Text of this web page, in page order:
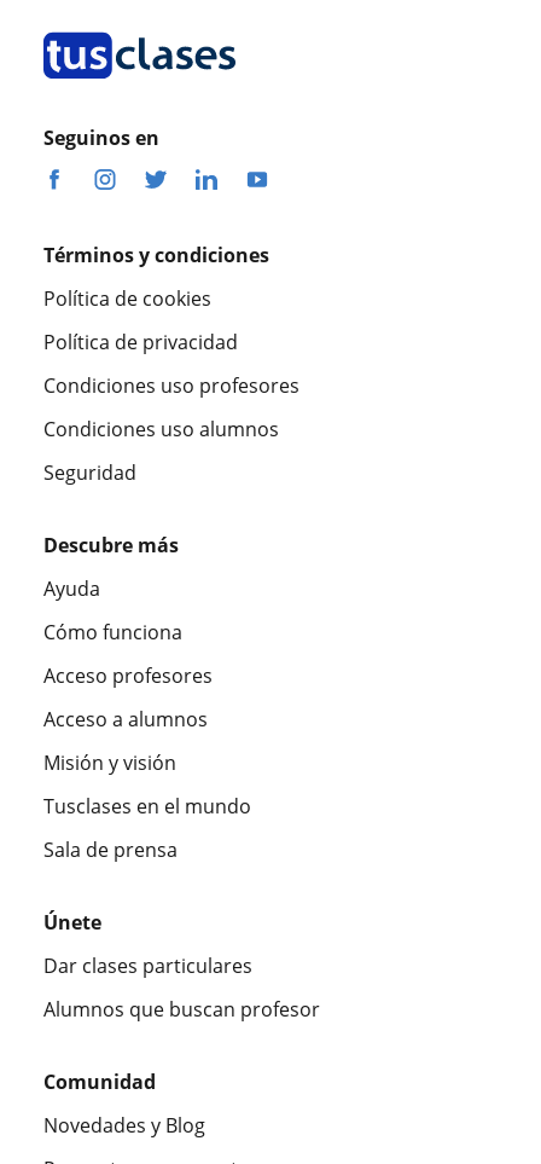
Seguinos en
Términos y condiciones
Política de cookies
Política de privacidad
Condiciones uso profesores
Condiciones uso alumnos
Seguridad
Descubre más
Ayuda
Cómo funciona
Acceso profesores
Acceso a alumnos
Misión y visión
Tusclases en el mundo
Sala de prensa
Únete
Dar clases particulares
Alumnos que buscan profesor
Comunidad
Novedades y Blog